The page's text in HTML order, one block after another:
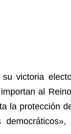
victoria
al
la protección